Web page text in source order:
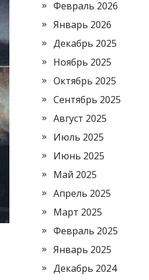
Февраль 2026
Январь 2026
Декабрь 2025
Ноябрь 2025
Октябрь 2025
Сентябрь 2025
Август 2025
Июль 2025
Июнь 2025
Май 2025
Апрель 2025
Март 2025
Февраль 2025
Январь 2025
Декабрь 2024